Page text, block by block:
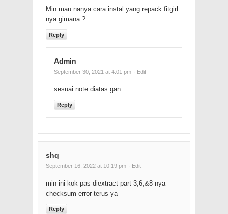
Min mau nanya cara instal yang repack fitgirl
nya gimana ?
Reply
Admin
September 30, 2021 at 4:01 pm · Edit
sesuai note diatas gan
Reply
shq
September 16, 2022 at 10:19 pm · Edit
min ini kok pas diextract part 3,6,&8 nya
checksum error terus ya
Reply